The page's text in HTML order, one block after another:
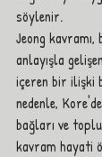
söylenir.
Jeong
anlayışla
içeren bir ilişki
nedenle,
bağları ve
kavram hayati